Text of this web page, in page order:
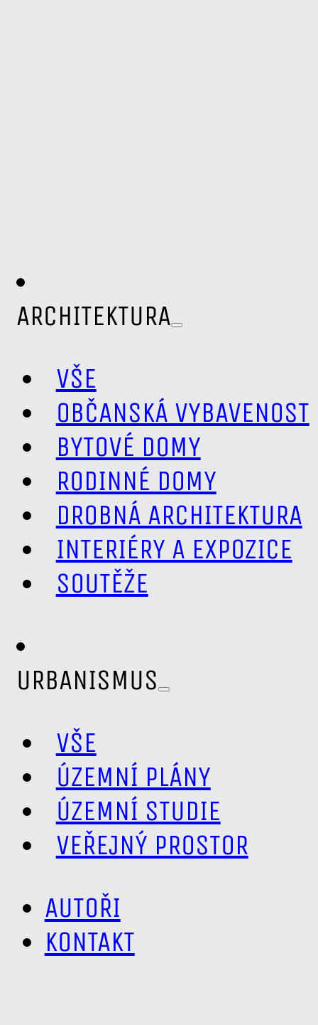
ARCHITEKTURA
VŠE
OBČANSKÁ VYBAVENOST
BYTOVÉ DOMY
RODINNÉ DOMY
DROBNÁ ARCHITEKTURA
INTERIÉRY A EXPOZICE
SOUTĚŽE
URBANISMUS
VŠE
ÚZEMNÍ PLÁNY
ÚZEMNÍ STUDIE
VEŘEJNÝ PROSTOR
AUTOŘI
KONTAKT